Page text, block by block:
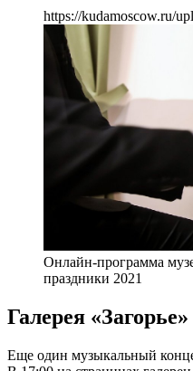
https://kudamoscow.ru/
Онлайн-программа
праздники 2021
Галерея «Загорье»
Еще один музыкальный